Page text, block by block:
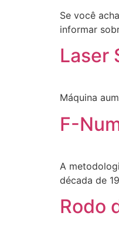
Se você
informar
Laser
Máquina
F-
A
década de
Rodo